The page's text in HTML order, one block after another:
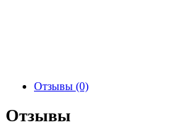
Отзывы (0)
Отзывы